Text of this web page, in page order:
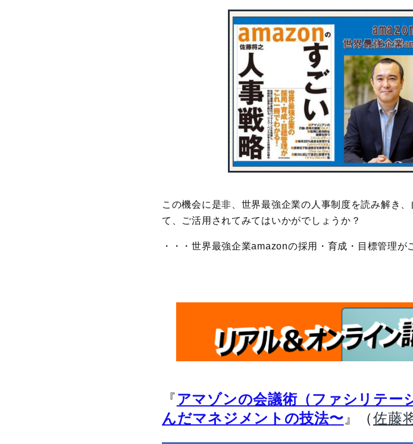
この機会に是非、世界最強企業の人事制度を読み解き
て、ご活用されてみてはいかがでしょうか？
・・・世界最強企業amazonの採用・育成・目標管理が
『アマゾンの会議術（ファシリテ
んだマネジメントの技法〜 』（佐藤